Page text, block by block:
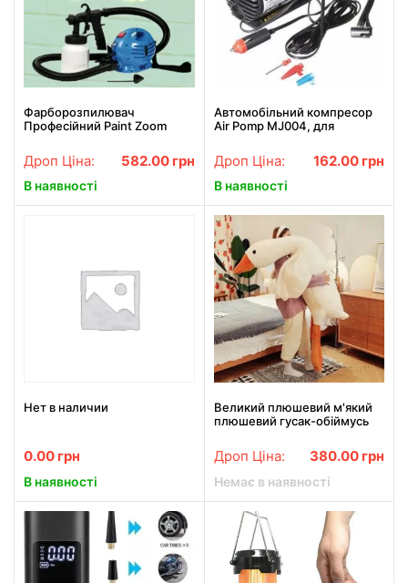
Фарборозпилювач
Професійний Paint Zoom
Дроп Ціна: 582.00 грн
В наявності
Автомобільний компресор
Air Pomp MJ004, для
автонасос
Дроп Ціна: 162.00 грн
В наявності
Нет в наличии
0.00 грн
В наявності
Великий плюшевий м'який
плюшевий гусак-обіймусь
Дроп Ціна: 380.00 грн
Немає в наявності